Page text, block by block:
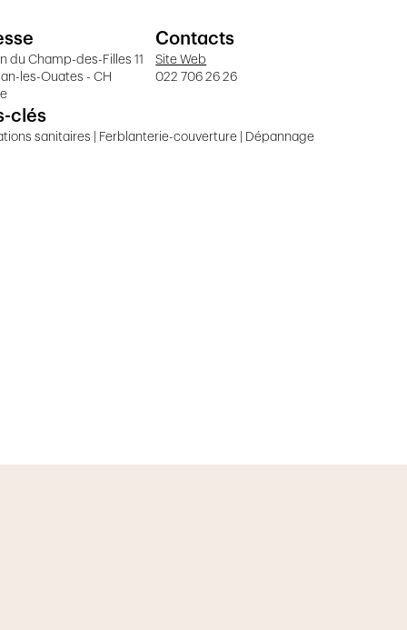
du Champ-des-Filles 11
les-Ouates - CH
Contacts
Site Web
022 706 26 26
clés
sanitaires | Ferblanterie-couverture | Dépannage